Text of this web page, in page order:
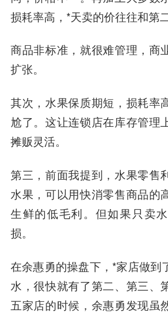
损耗率高，*天卖的价往往和第
商品非标准，就很难管理，商
扩张。
其次，水果保质期短，损耗率
尬了。 这让连锁店在库存管理
摊贩灵活。
第三，前面我提到，水果零售
水果，可以用快消零售商品的
生鲜的低毛利。但如果只卖
损。
在余惠勇的操盘下，*家店做到
水，很快就有了第二、第三、
五家店的时候，余惠勇发现虽